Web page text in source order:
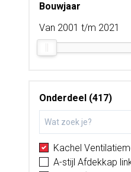
Bouwjaar
Van 2001 t/m 2021
Onderdeel (417)
Kachel
A-stijl Afdekkap